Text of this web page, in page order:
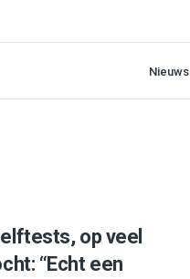
Nieuws
op veel
“Echt een